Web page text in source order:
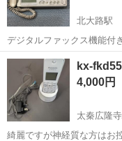
北大路駅
デジタルファックス機能付き
ンド: Panasonic - モデル:
能: ファックス機能付き -
京都 京都市
kx-
4,000円
太秦広隆
綺麗ですが神経質な方はお